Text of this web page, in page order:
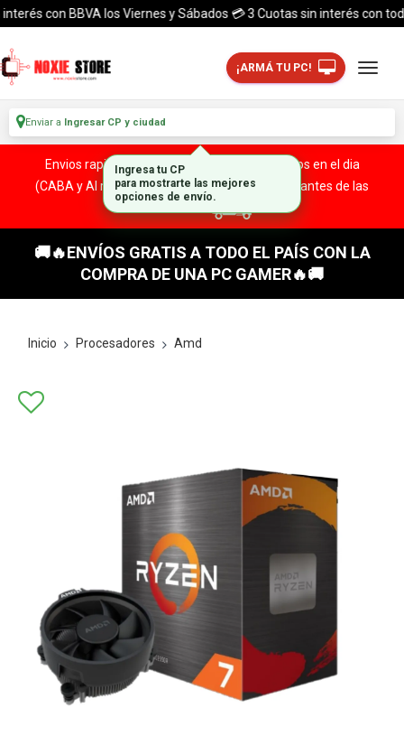
con BBVA los Viernes y Sábados 💳 3 Cuotas sin interés con
¡ARMÁ TU PC!
Enviar a Ingresar CP y ciudad
Envios rapidos y seguros a todo el pais. ¡ Envios en el dia
(CABA y Al rededores) Acreditando tu compra antes de las
🚚🔥ENVÍOS GRATIS A TODO EL PAÍS CON LA
COMPRA DE UNA PC GAMER🔥🚚
Inicio Procesadores Amd
Ingresa tu CP
para mostrarte las mejores
opciones de envío.